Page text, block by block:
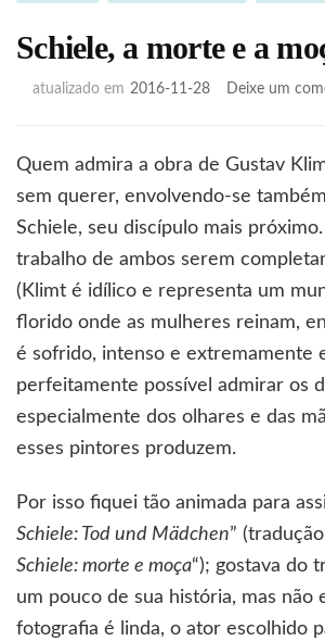
Schiele, a morte e a
atualizado em 2016-11-28 Deixe um
Quem admira a obra de Gustav
sem querer, envolvendo-se
Schiele, seu discípulo mais
trabalho de ambos serem
(Klimt é idílico e representa um
florido onde as mulheres reinam,
é sofrido, intenso e extremamente
perfeitamente possível admirar os
especialmente dos olhares e das
esses pintores produzem.
Por isso fiquei tão animada para
Schiele: Tod und Mädchen”
Schiele: morte e moça“); gostava do
um pouco de sua história, mas não
fotografia é linda, o ator escolhido